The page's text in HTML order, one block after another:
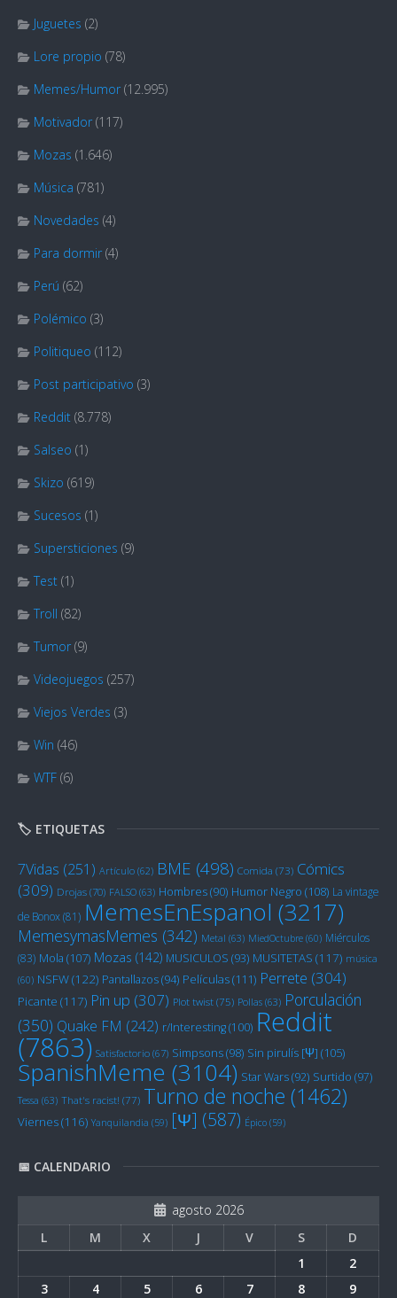
Juguetes (2)
Lore propio (78)
Memes/Humor (12.995)
Motivador (117)
Mozas (1.646)
Música (781)
Novedades (4)
Para dormir (4)
Perú (62)
Polémico (3)
Politiqueo (112)
Post participativo (3)
Reddit (8.778)
Salseo (1)
Skizo (619)
Sucesos (1)
Supersticiones (9)
Test (1)
Troll (82)
Tumor (9)
Videojuegos (257)
Viejos Verdes (3)
Win (46)
WTF (6)
🏷️ ETIQUETAS
7Vidas (251) Artículo (62) BME (498) Comida (73) Cómics
(309) Drojas (70) FALSO (63) Hombres(90) Humor Negro (108) La vintage
de Bonox(81) MemesEnEspanol (3217)
MemesymasMemes (342) Metal (63) MiedOctubre (60) Miérculos
(83) Mola (107) Mozas (142) MUSICULOS (93) MUSITETAS (117) música
(60) NSFW(122) Pantallazos(94) Películas(111) Perrete (304)
Picante (117) Pin up (307) Plot twist (75) Pollas (63) Porculación
(350) Quake FM (242) r/Interesting(100) Reddit
(7863) Satisfactorio (67) Simpsons(98) Sin pirulís [Ψ] (105)
SpanishMeme (3104) Star Wars(92) Surtido (97)
Tessa (63) That's racist! (77) Turno de noche (1462)
Viernes(116) Yanquilandia (59) [Ψ] (587) Épico (59)
📅 CALENDARIO
agosto 2026
L
M X J V S
D
1
2
3
4 5 6 7 8 9